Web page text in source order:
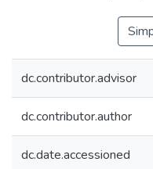
dc.contributor.advisor
dc.contributor.author
dc.date.accessioned